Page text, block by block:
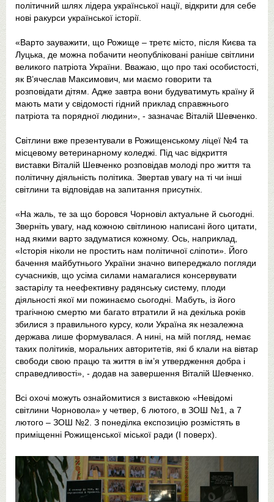
політичний шлях лідера української нації, відкрити для себе
нові ракурси української історії.
«Варто зауважити, що Рожище – третє місто, після Києва та
Луцька, де можна побачити неопубліковані раніше світлини
великого патріота України. Вважаю, що про такі особистості,
як В’ячеслав Максимович, ми маємо говорити та
розповідати дітям. Адже завтра вони будуватимуть країну й
мають мати у свідомості гідний приклад справжнього
патріота та порядної людини», - зазначає Віталій Шевченко.
Світлини вже презентували в Рожищенському ліцеї №4 та
місцевому ветеринарному коледжі. Під час відкриття
виставки Віталій Шевченко розповідав молоді про життя та
політичну діяльність політика. Звертав увагу на ті чи інші
світлини та відповідав на запитання присутніх.
«На жаль, те за що боровся Чорновіл актуальне й сьогодні.
Зверніть увагу, над кожною світлиною написані його цитати,
над якими варто задуматися кожному. Ось, наприклад,
«Історія ніколи не простить нам політичної сліпоти». Його
бачення майбутнього України значно випереджало погляди
сучасників, що усіма силами намагалися консервувати
застарілу та неефективну радянську систему, плоди
діяльності якої ми пожинаємо сьогодні. Мабуть, із його
трагічною смертю ми багато втратили й на декілька років
збилися з правильного курсу, коли Україна як незалежна
держава лише формувалася. А нині, на мій погляд, немає
таких політиків, моральних авторитетів, які б клали на вівтар
свободи свою працю та життя в ім’я утвердження добра і
справедливості», - додав на завершення Віталій Шевченко.
Всі охочі можуть ознайомитися з виставкою «Невідомі
світлини Чорновола» у четвер, 6 лютого, в ЗОШ №1, а 7
лютого – ЗОШ №2. З понеділка експозицію розмістять в
приміщенні Рожищенської міської ради (І поверх).